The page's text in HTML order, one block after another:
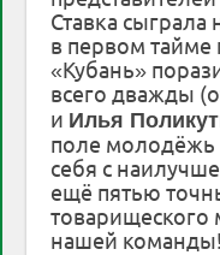
Ставка сыграла
в первом тайме
«Кубань»
всего дважды
и Илья
поле молодёжь
себя с
ещё пятью
товарищеского
нашей команды!